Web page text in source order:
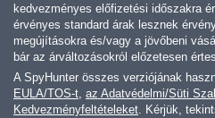
kedvezményes előfizetési időszakra
érvényes standard árak lesznek
megújításokra és/vagy a jövőbeni
bár az árváltozásokról előzetesen
A SpyHunter összes verziójának
EULA/TOS-t az Adatvédelmi/Süti
Kedvezményfeltételeket . Kérjük,